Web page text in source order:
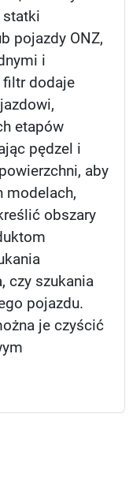
statki
pojazdy ONZ,
i
filtr dodaje
etapów
pędzel i
aby
modelach,
obszary
czy szukania
pojazdu.
je czyścić